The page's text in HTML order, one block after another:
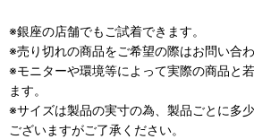
※銀座の店舗でもご試着できます。
※売り切れの商品をご希望の際はお問い合わ
※モニターや環境等によって実際の商品と
ます。
※サイズは製品の実寸の為、製品ごとに多
ございますがご了承ください。